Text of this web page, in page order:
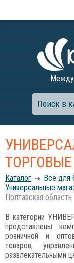
Каталог
Все для
Универсальные
Полтавская область
В категории
представлены
розничной и
товаров,
развлекательными